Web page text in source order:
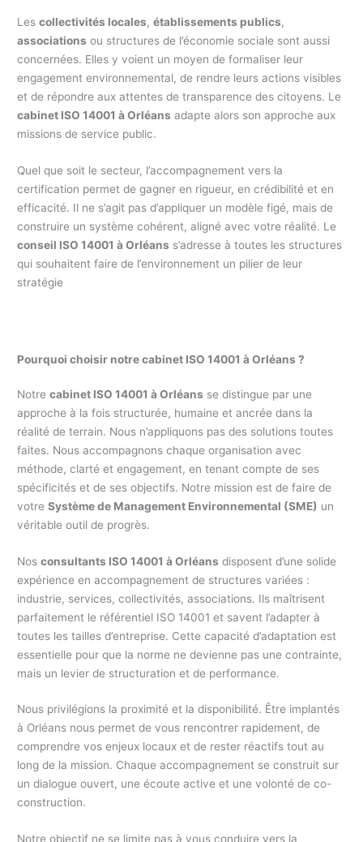
Lescollectivités locales,établissements publics,
associations ou structures de l’économie sociale sont aussi
concernées. Elles y voient un moyen de formaliser leur
engagement environnemental, de rendre leurs actions visibles
et de répondre aux attentes de transparence des citoyens. Le
cabinet ISO 14001 à Orléans adapte alors son approche aux
missions de service public.
Quel que soit le secteur, l’accompagnement vers la
certification permet de gagner en rigueur, en crédibilité et en
efficacité. Il ne s’agit pas d’appliquer un modèle figé, mais de
construire un système cohérent, aligné avec votre réalité. Le
conseil ISO 14001 à Orléans s’adresse à toutes les structures
qui souhaitent faire de l’environnement un pilier de leur
stratégie
Pourquoi choisir notre cabinet ISO 14001 à Orléans ?
Notrecabinet ISO 14001 à Orléans se distingue par une
approche à la fois structurée, humaine et ancrée dans la
réalité de terrain. Nous n’appliquons pas des solutions toutes
faites. Nous accompagnons chaque organisation avec
méthode, clarté et engagement, en tenant compte de ses
spécificités et de ses objectifs. Notre mission est de faire de
votreSystème de Management Environnemental (SME) un
véritable outil de progrès.
Nosconsultants ISO 14001 à Orléans disposent d’une solide
expérience en accompagnement de structures variées :
industrie, services, collectivités, associations. Ils maîtrisent
parfaitement le référentiel ISO 14001 et savent l’adapter à
toutes les tailles d’entreprise. Cette capacité d’adaptation est
essentielle pour que la norme ne devienne pas une contrainte,
mais un levier de structuration et de performance.
Nous privilégions la proximité et la disponibilité. Être implantés
à Orléans nous permet de vous rencontrer rapidement, de
comprendre vos enjeux locaux et de rester réactifs tout au
long de la mission. Chaque accompagnement se construit sur
un dialogue ouvert, une écoute active et une volonté de co-
construction.
Notre objectif ne se limite pas à vous conduire vers la